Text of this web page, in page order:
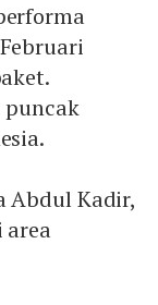
Abdul Kadir,
area